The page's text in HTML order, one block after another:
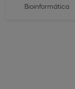
Bioinformática